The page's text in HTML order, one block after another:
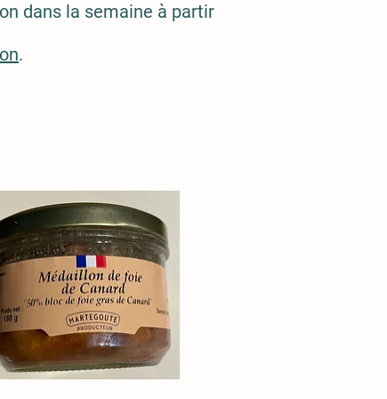
dans la semaine à partir
.